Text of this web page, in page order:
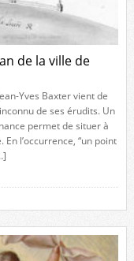
de la ville de
Yves Baxter vient de
de ses érudits. Un
permet de situer à
l’occurrence, “un point